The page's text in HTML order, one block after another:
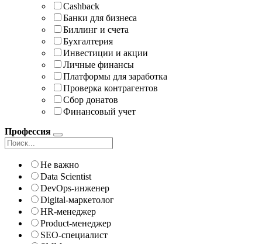
Cashback
Банки для бизнеса
Биллинг и счета
Бухгалтерия
Инвестиции и акции
Личные финансы
Платформы для заработка
Проверка контрагентов
Сбор донатов
Финансовый учет
Профессия
Не важно
Data Scientist
DevOps-инженер
Digital-маркетолог
HR-менеджер
Product-менеджер
SEO-специалист